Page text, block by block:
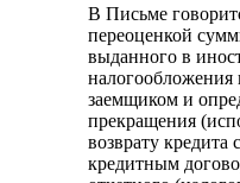
В Письме
переоценкой
выданного в
налогообложения
заемщиком и
прекращения
возврату
кредитным